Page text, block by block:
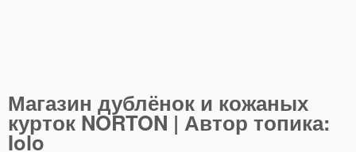
Магазин дублёнок и кожаных
курток NORTON | Автор топика:
Iolo